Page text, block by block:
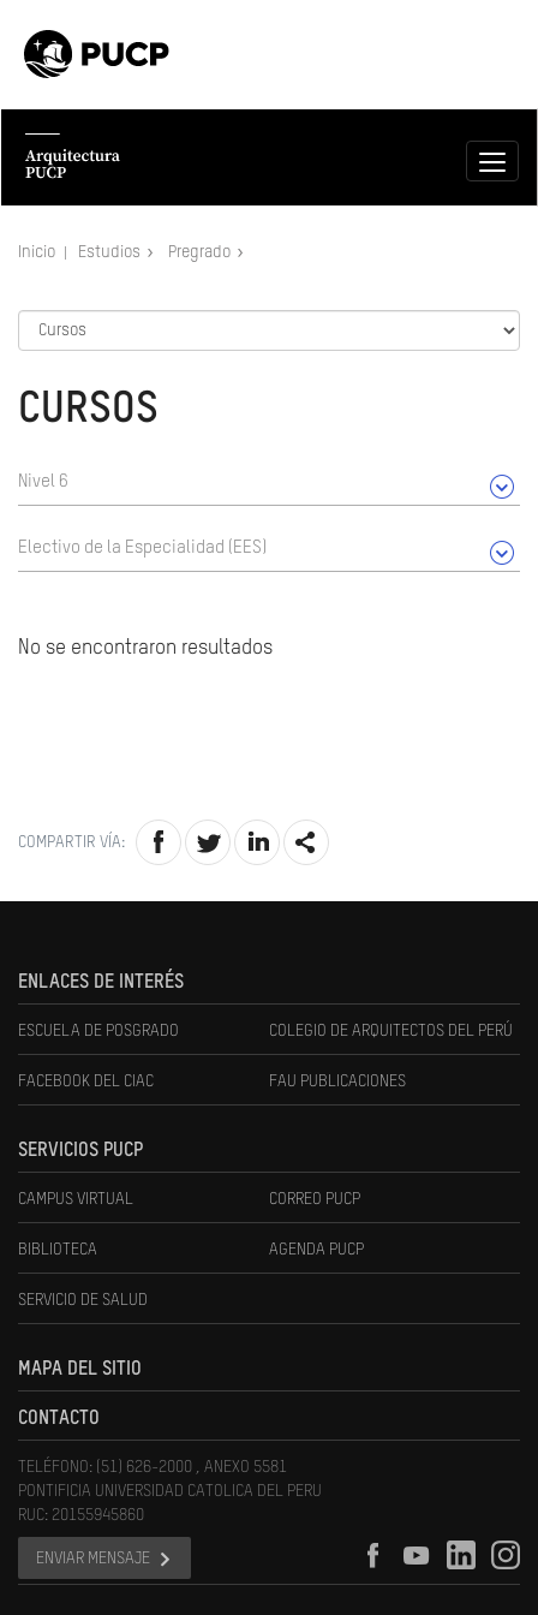
Inicio Estudios Pregrado
CURSOS
Nivel 6
Electivo de la Especialidad (EES)
No se encontraron resultados
COMPARTIR VÍA:
ENLACES DE INTERÉS
ESCUELA DE POSGRADO COLEGIO DE ARQUITECTOS DEL PERÚ
FACEBOOK DEL CIAC FAU PUBLICACIONES
SERVICIOS PUCP
CAMPUS VIRTUAL CORREO PUCP
BIBLIOTECA AGENDA PUCP
SERVICIO DE SALUD
MAPA DEL SITIO
CONTACTO
TELÉFONO: (51) 626-2000 , ANEXO 5581
PONTIFICIA UNIVERSIDAD CATOLICA DEL PERU
RUC: 20155945860
ENVIAR MENSAJE